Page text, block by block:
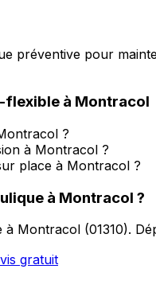
préventive pour
flexible à Montracol
?
à Montracol ?
place à Montracol ?
à Montracol ?
à Montracol (01310).
gratuit